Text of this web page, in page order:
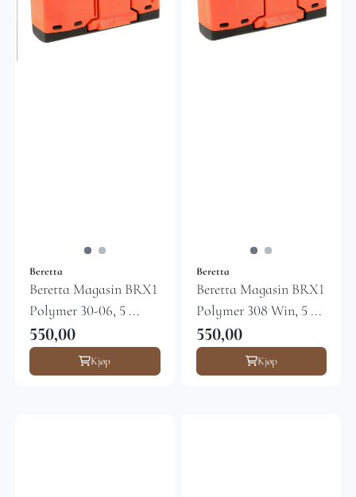
Beretta
Beretta Magasin BRX1
Polymer 30-06, 5 ...
550,00
Kjøp
Beretta
Beretta Magasin BRX1
Polymer 308 Win, 5 ...
550,00
Kjøp